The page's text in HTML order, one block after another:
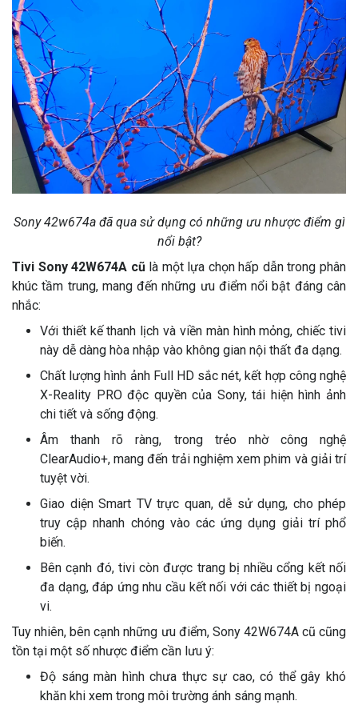
Sony 42w674a đã qua sử dụng có những ưu nhược điểm gì
nổi bật?
Tivi Sony 42W674A cũlà một lựa chọn hấp dẫn trong phân
khúc tầm trung, mang đến những ưu điểm nổi bật đáng cân
nhắc:
Với thiết kế thanh lịch và viền màn hình mỏng, chiếc tivi
này dễ dàng hòa nhập vào không gian nội thất đa dạng.
Chất lượng hình ảnh Full HD sắc nét, kết hợp công nghệ
X-Reality PRO độc quyền của Sony, tái hiện hình ảnh
chi tiết và sống động.
Âm thanh rõ ràng, trong trẻo nhờ công nghệ
ClearAudio+, mang đến trải nghiệm xem phim và giải trí
tuyệt vời.
Giao diện Smart TV trực quan, dễ sử dụng, cho phép
truy cập nhanh chóng vào các ứng dụng giải trí phổ
biến.
Bên cạnh đó, tivi còn được trang bị nhiều cổng kết nối
đa dạng, đáp ứng nhu cầu kết nối với các thiết bị ngoại
vi.
Tuy nhiên, bên cạnh những ưu điểm, Sony 42W674A cũ cũng
tồn tại một số nhược điểm cần lưu ý:
Độ sáng màn hình chưa thực sự cao, có thể gây khó
khăn khi xem trong môi trường ánh sáng mạnh.